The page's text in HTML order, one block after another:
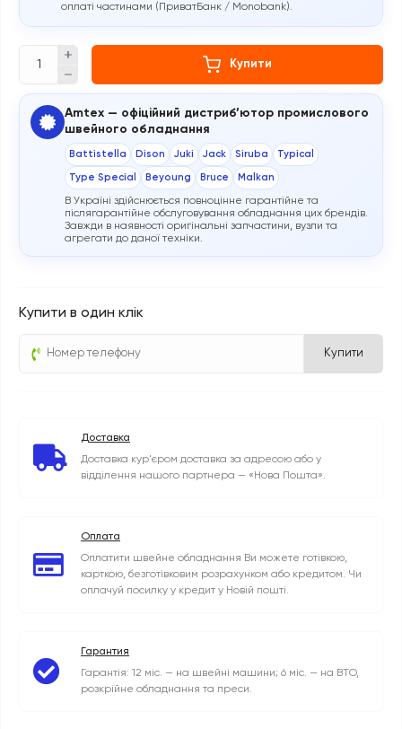
оплаті частинами (ПриватБанк / Monobank).
Купити
Amtex — офіційний дистриб’ютор промислового
швейного обладнання
Battistella Dison Juki Jack Siruba Typical
Type Special Beyoung Bruce Malkan
В Україні здійснюється повноцінне гарантійне та
післягарантійне обслуговування обладнання цих брендів.
Завжди в наявності оригінальні запчастини, вузли та
агрегати до даної техніки.
Купити в один клік
Купити
Доставка
Доставка кур'єром доставка за адресою або у
відділення нашого партнера — «Нова Пошта».
Оплата
Оплатити швейне обладнання Ви можете готівкою,
карткою, безготівковим розрахунком або кредитом. Чи
оплачуй посилку у кредит у Новій пошті.
Гарантия
Гарантія: 12 міс. — на швейні машини; 6 міс. — на ВТО,
розкрійне обладнання та преси.